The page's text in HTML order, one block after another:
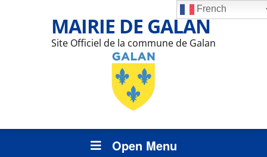
MAIRIE DE GALAN
Site Officiel de la commune de Galan
Open Menu
French